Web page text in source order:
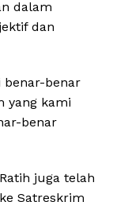
dalam
dan
benar-benar
yang kami
benar
juga telah
Satreskrim